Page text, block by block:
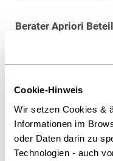
Cookie-Hinweis
Wir setzen Cookies &
Informationen im
oder Daten darin zu
Technologien - auch
Berater Apriori
Henning Hoff
Michel Menke
Als PDF